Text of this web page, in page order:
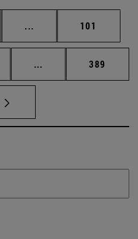
... Páginas intermedias
Página
101
... Páginas intermedias
Página
389